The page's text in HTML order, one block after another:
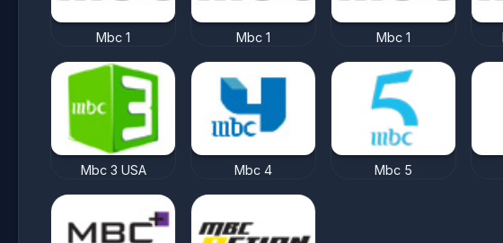
Mbc 1 Mbc 1 Mbc 1
Mbc 3 USA Mbc 4 Mbc 5